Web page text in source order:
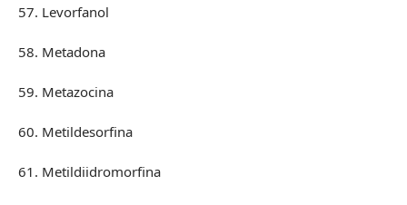
57. Levorfanol
58. Metadona
59. Metazocina
60. Metildesorfina
61. Metildiidromorfina